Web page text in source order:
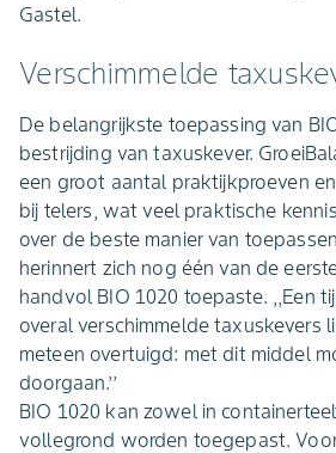
Gastel.
Verschimmelde
De belangrijkste toepassing van
bestrijding van taxuskever.
een groot aantal praktijkproeven
bij telers, wat veel praktische
over de beste manier van
herinnert zich nog één van de
handvol BIO 1020 toepaste. ,,Een
overal verschimmelde taxuskevers
meteen overtuigd: met dit middel
doorgaan.’’
BIO 1020 kan zowel in
vollegrond worden toegepast.